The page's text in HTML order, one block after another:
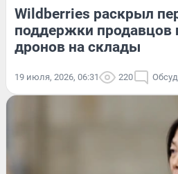
Wildberries раскрыл
поддержки продавцов
дронов на склады
19 июля, 2026, 06:31 220